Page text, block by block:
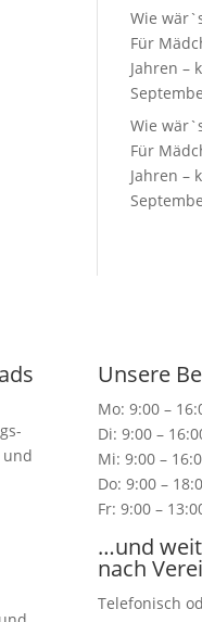
Wie
Für
Jahren –
Wie
Für
Jahren –
und
Unsere
Mo: 9:00 –
Di: 9:00 –
Mi: 9:00 –
Do: 9:00 –
Fr: 9:00 –
…und
nach
Telefonisch